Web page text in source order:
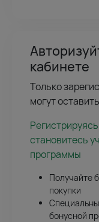
кабинете
Только
могут
становитесь
программы
Получайте
покупки
бонусной